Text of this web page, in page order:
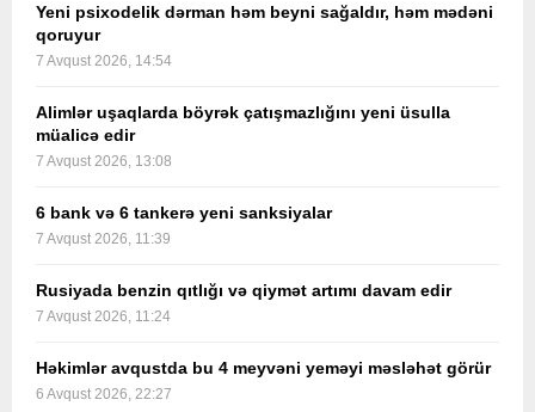
Yeni psixodelik dərman həm beyni sağaldır, həm mədəni
qoruyur
7 Avqust 2026, 14:54
Alimlər uşaqlarda böyrək çatışmazlığını yeni üsulla
müalicə edir
7 Avqust 2026, 13:08
6 bank və 6 tankerə yeni sanksiyalar
7 Avqust 2026, 11:39
Rusiyada benzin qıtlığı və qiymət artımı davam edir
7 Avqust 2026, 11:24
Həkimlər avqustda bu 4 meyvəni yeməyi məsləhət görür
6 Avqust 2026, 22:27